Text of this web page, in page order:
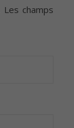
Les champs